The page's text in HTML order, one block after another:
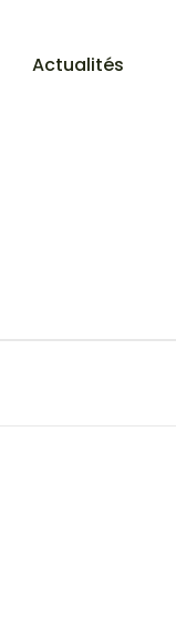
Actualités